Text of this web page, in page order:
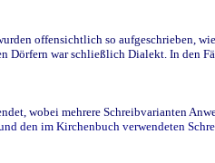
offensichtlich so aufgeschrieben,
Dörfern war schließlich Dialekt. In den
wobei mehrere Schreibvarianten
den im Kirchenbuch verwendeten